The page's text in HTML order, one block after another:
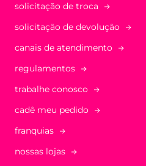
solicitação de troca
solicitação de devolução
canais de atendimento
regulamentos
trabalhe conosco
cadê meu pedido
franquias
nossas lojas